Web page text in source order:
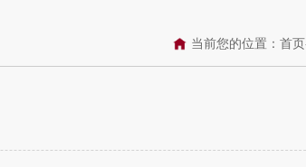
当前您的位置： 首页